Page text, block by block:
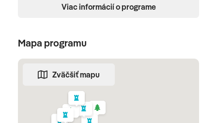
Sirmione
Viac informácií o programe
Mapa programu
Zväčšiť mapu